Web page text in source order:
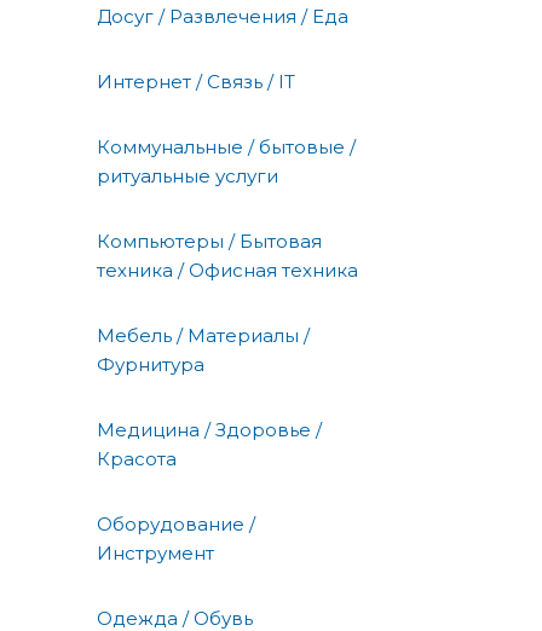
Досуг / Развлечения / Еда
Интернет / Связь / IT
Коммунальные / бытовые /
ритуальные услуги
Компьютеры / Бытовая
техника / Офисная техника
Мебель / Материалы /
Фурнитура
Медицина / Здоровье /
Красота
Оборудование /
Инструмент
Одежда / Обувь